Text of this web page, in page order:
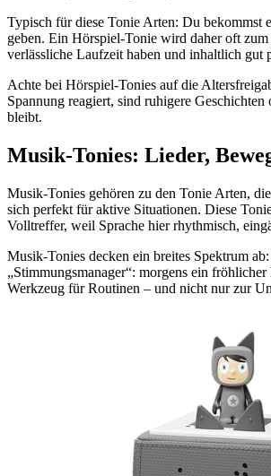
Typisch für diese Tonie Arten: Du bekommst
geben. Ein Hörspiel-Tonie wird daher oft
verlässliche Laufzeit haben und inhaltlich gut
Achte bei Hörspiel-Tonies auf die
Spannung reagiert, sind ruhigere
bleibt.
Musik-Tonies: Lieder,
Musik-Tonies gehören zu den Tonie Arten,
sich perfekt für aktive Situationen. Diese
Volltreffer, weil Sprache hier rhythmisch,
Musik-Tonies decken ein breites Spektrum
„Stimmungsmanager“: morgens ein
Werkzeug für Routinen – und nicht nur zur